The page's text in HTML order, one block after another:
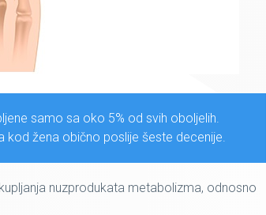
samo sa oko 5% od svih oboljelih.
kod žena obično poslije šeste decenije.
nuzprodukata metabolizma, odnosno